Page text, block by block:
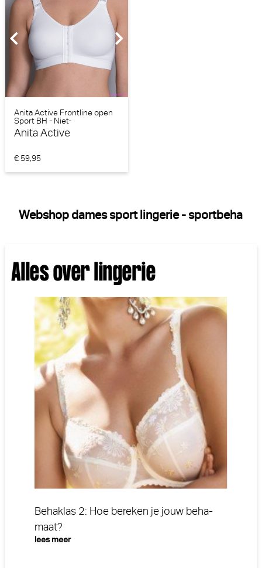
Anita Active Frontline open
Sport BH - Niet-
voorgevormd (Wit)
Anita Active
€ 59,95
Webshop dames sport lingerie - sportbeha
Alles over lingerie
Behaklas 2: Hoe bereken je jouw beha-
maat?
lees meer